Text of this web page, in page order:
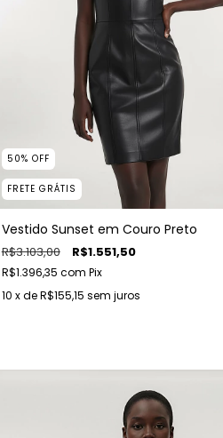
50% OFF
FRETE GRÁTIS
Vestido Sunset em Couro Preto
R$3.103,00 R$1.551,50
R$1.396,35 com Pix
10 x deR$155,15 sem juros